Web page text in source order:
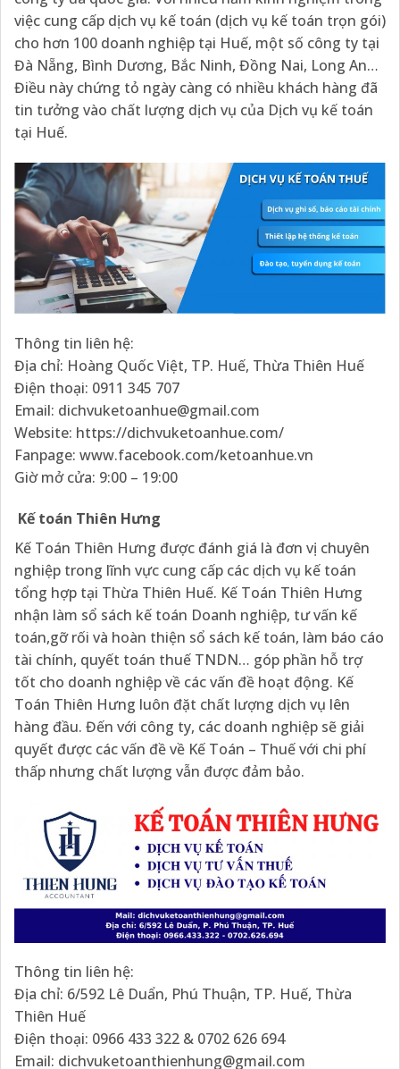
việc cung cấp dịch vụ kế toán (dịch vụ kế toán trọn gói)
cho hơn 100 doanh nghiệp tại Huế, một số công ty tại
Đà Nẵng, Bình Dương, Bắc Ninh, Đồng Nai, Long An…
Điều này chứng tỏ ngày càng có nhiều khách hàng đã
tin tưởng vào chất lượng dịch vụ của Dịch vụ kế toán
tại Huế.
Thông tin liên hệ:
Địa chỉ: Hoàng Quốc Việt, TP. Huế, Thừa Thiên Huế
Điện thoại: 0911 345 707
Email: dichvuketoanhue@gmail.com
Website: https://dichvuketoanhue.com/
Fanpage: www.facebook.com/ketoanhue.vn
Giờ mở cửa: 9:00 – 19:00
Kế toán Thiên Hưng
Kế Toán Thiên Hưng được đánh giá là đơn vị chuyên
nghiệp trong lĩnh vực cung cấp các dịch vụ kế toán
tổng hợp tại Thừa Thiên Huế. Kế Toán Thiên Hưng
nhận làm sổ sách kế toán Doanh nghiệp, tư vấn kế
toán,gỡ rối và hoàn thiện sổ sách kế toán, làm báo cáo
tài chính, quyết toán thuế TNDN… góp phần hỗ trợ
tốt cho doanh nghiệp về các vấn đề hoạt động. Kế
Toán Thiên Hưng luôn đặt chất lượng dịch vụ lên
hàng đầu. Đến với công ty, các doanh nghiệp sẽ giải
quyết được các vấn đề về Kế Toán – Thuế với chi phí
thấp nhưng chất lượng vẫn được đảm bảo.
Thông tin liên hệ:
Địa chỉ: 6/592 Lê Duẩn, Phú Thuận, TP. Huế, Thừa
Thiên Huế
Điện thoại: 0966 433 322 & 0702 626 694
Email: dichvuketoanthienhung@gmail.com